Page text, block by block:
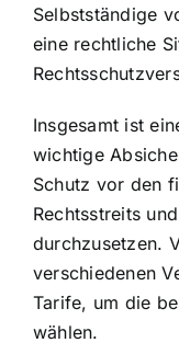
Selbstständige
eine rechtliche
Insgesamt ist
wichtige
Schutz vor den
Rechtsstreits
durchzusetzen.
verschiedenen
Tarife, um die
wählen.